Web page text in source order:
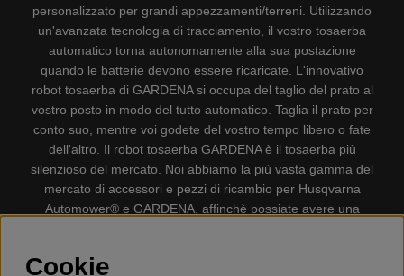
personalizzato per grandi appezzamenti/terreni. Utilizzando
un'avanzata tecnologia di tracciamento, il vostro tosaerba
automatico torna autonomamente alla sua postazione
quando le batterie devono essere ricaricate. L'innovativo
robot tosaerba di GARDENA si occupa del taglio del prato al
vostro posto in modo del tutto automatico. Taglia il prato per
conto suo, mentre voi godete del vostro tempo libero o fate
dell'altro. Il robot tosaerba GARDENA è il tosaerba più
silenzioso del mercato. Noi abbiamo la più vasta gamma del
mercato di accessori e pezzi di ricambio per Husqvarna
Automower® e GARDENA, affinchè possiate avere una
Accessori per la protezione personale, Decespugliatori,
Cookie